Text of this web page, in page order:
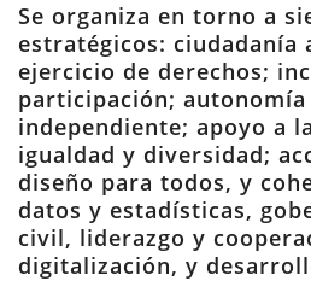
Se organiza en torno a
estratégicos: ciudadanía
ejercicio de derechos;
participación;
independiente; apoyo a
igualdad y diversidad;
diseño para todos, y
datos y estadísticas,
civil, liderazgo y
digitalización, y